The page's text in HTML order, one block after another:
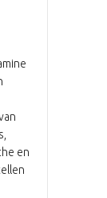
en